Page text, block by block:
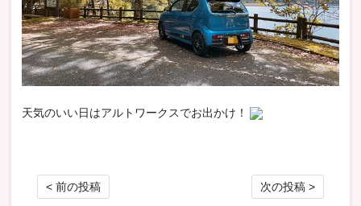
天気のいい日はアルトワークスでお出かけ！
投稿ナビゲーション
< 前の投稿 次の投稿 >